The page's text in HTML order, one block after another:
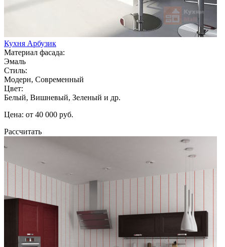
Кухня Арбузик
Материал фасада:
Эмаль
Стиль:
Модерн, Современный
Цвет:
Белый, Вишневый, Зеленый и др.
Цена: от 40 000 руб.
Рассчитать